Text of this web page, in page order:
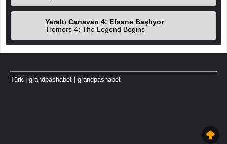
Yeraltı Canavarı 4: Efsane Başlıyor
Tremors 4: The Legend Begins
Türk | grandpashabet | grandpashabet